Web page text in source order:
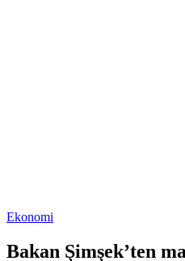
Ekonomi
Bakan Şimşek’ten